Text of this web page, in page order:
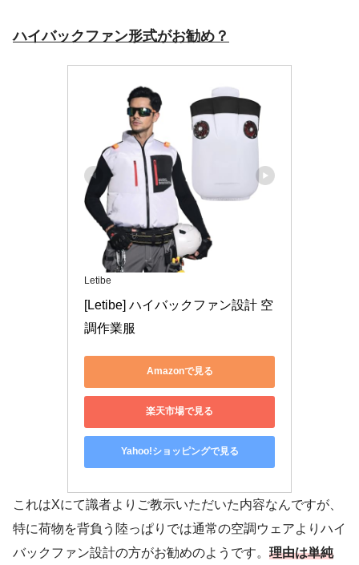
ハイバックファン形式がお勧め？
Letibe
[Letibe] ハイバックファン設計 空
調作業服
Amazonで見る
楽天市場で見る
Yahoo!ショッピングで見る
これはXにて識者よりご教示いただいた内容なんですが、
特に荷物を背負う陸っぱりでは通常の空調ウェアよりハイ
バックファン設計の方がお勧めのようです。 理由は単純